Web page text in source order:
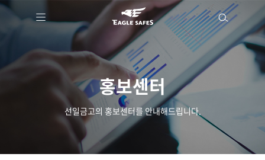
홍보센터
선일금고의 홍보센터를 안내해드립니다.